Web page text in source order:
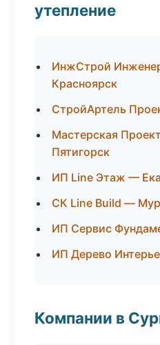
утепление
ИнжСтрой
Красноярск
СтройАртель
Мастерская
Пятигорск
ИП Line Этаж —
СК Line Build —
ИП Сервис
ИП Дерево
Компании в